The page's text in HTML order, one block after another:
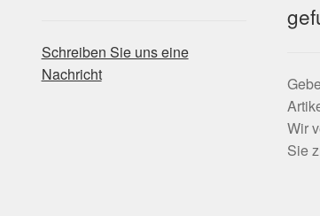
Schreiben Sie uns eine
Nachricht
Wir
Sie